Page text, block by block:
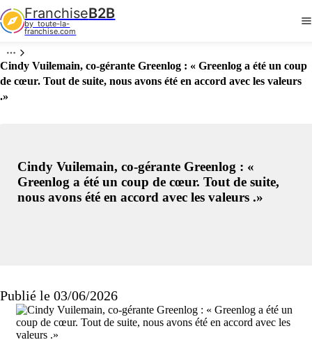
FranchiseB2B
by  toute-la-
franchise.com
Cindy Vuilemain, co-gérante Greenlog : « Greenlog a été un coup
de cœur. Tout de suite, nous avons été en accord avec les valeurs
.»
Cindy Vuilemain, co-gérante Greenlog : «
Greenlog a été un coup de cœur. Tout de suite,
nous avons été en accord avec les valeurs .»
Publié le 03/06/2026